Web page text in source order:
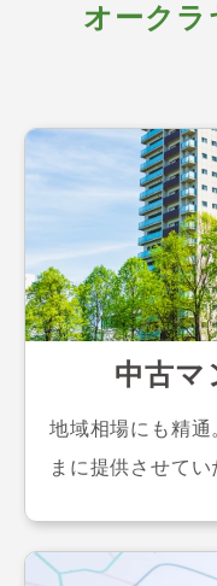
オークラ
中古マ
地域相場にも精通
まに提供させてい